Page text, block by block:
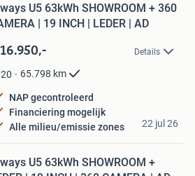
U5 63kWh SHOWROOM + 360
| 19 INCH | LEDER | AD
Details
65.798 km
NAP gecontroleerd
Financiering mogelijk
Alle milieu/emissie zones
22 jul 26
U5 63kWh SHOWROOM +